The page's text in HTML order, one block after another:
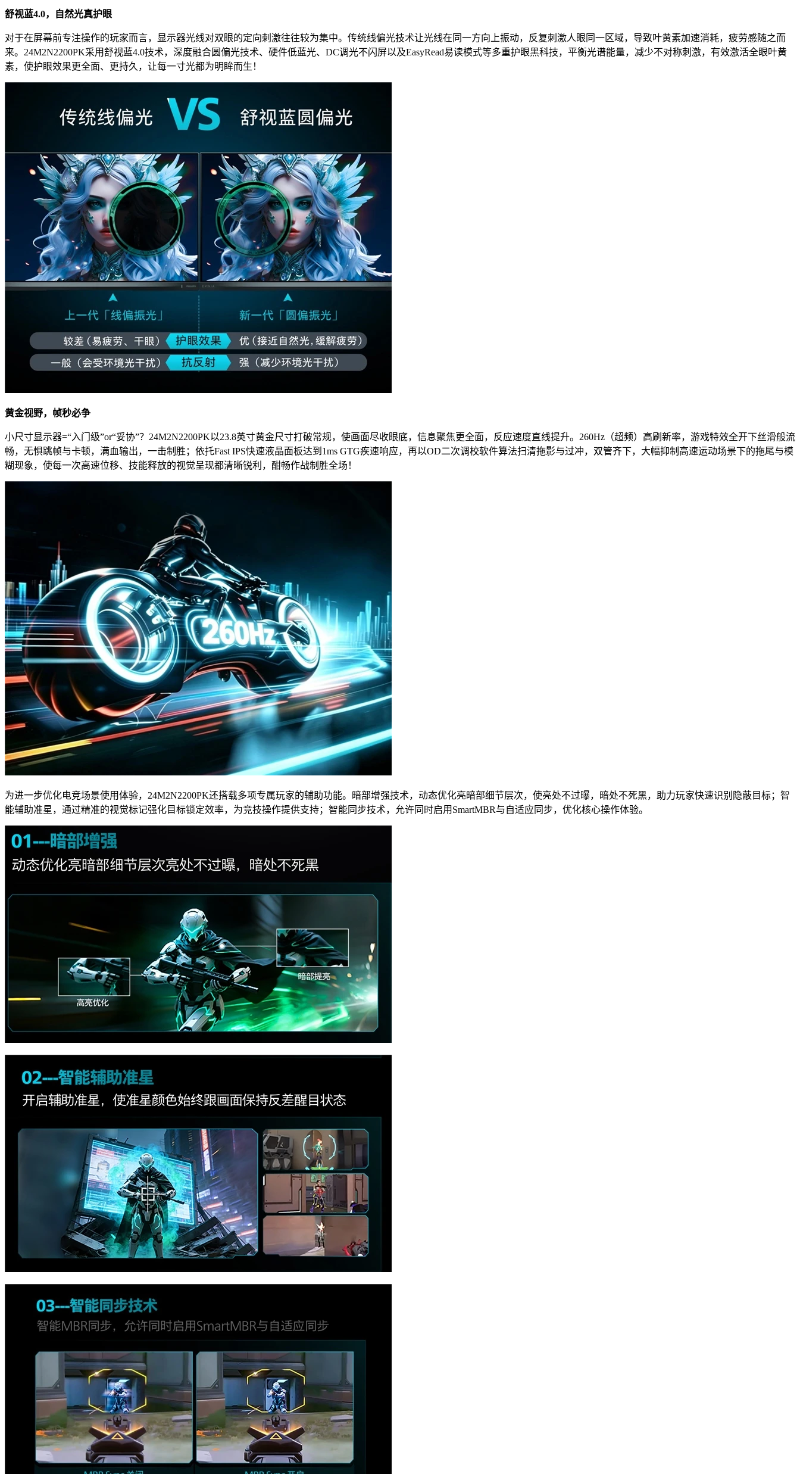
舒视蓝4.0，自然光真护眼
对于在屏幕前专注操作的玩家而言，显示器光线对双眼的定向刺激往往较为集中。传统线偏光技术让光线在同一方向上振动，反复刺激人眼同一区域，导致叶黄素加速消耗，疲劳感随之而
来。24M2N2200PK采用舒视蓝4.0技术，深度融合圆偏光技术、硬件低蓝光、DC调光不闪屏以及EasyRead易读模式等多重护眼黑科技，平衡光谱能量，减少不对称刺激，有效激活全眼叶黄
素，使护眼效果更全面、更持久，让每一寸光都为明眸而生！
黄金视野，帧秒必争
小尺寸显示器=“入门级”or“妥协”？24M2N2200PK以23.8英寸黄金尺寸打破常规，使画面尽收眼底，信息聚焦更全面，反应速度直线提升。260Hz（超频）高刷新率，游戏特效全开下丝滑般流
畅，无惧跳帧与卡顿，满血输出，一击制胜；依托Fast IPS快速液晶面板达到1ms GTG疾速响应，再以OD二次调校软件算法扫清拖影与过冲，双管齐下，大幅抑制高速运动场景下的拖尾与模
糊现象，使每一次高速位移、技能释放的视觉呈现都清晰锐利，酣畅作战制胜全场！
为进一步优化电竞场景使用体验，24M2N2200PK还搭载多项专属玩家的辅助功能。暗部增强技术，动态优化亮暗部细节层次，使亮处不过曝，暗处不死黑，助力玩家快速识别隐蔽目标；智
能辅助准星，通过精准的视觉标记强化目标锁定效率，为竞技操作提供支持；智能同步技术，允许同时启用SmartMBR与自适应同步，优化核心操作体验。